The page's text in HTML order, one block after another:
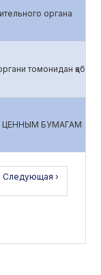
органа
томонидан қабул
БУМАГАМ
Следующая ›